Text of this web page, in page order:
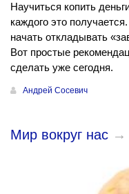
Научиться копить
каждого это
начать откладывать
Вот простые
сделать уже сегодня.
Андрей Сосевич
Мир вокруг нас →